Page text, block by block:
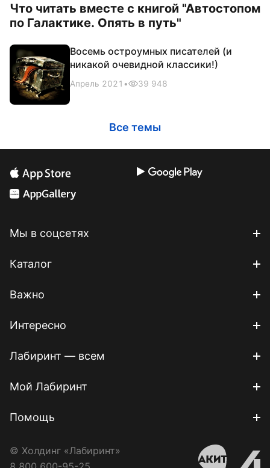
Что читать вместе с книгой "Автостопом
по Галактике. Опять в путь"
Восемь остроумных писателей (и
никакой очевидной классики!)
Апрель 2021 • 39 948
Все темы
Мы в соцсетях
Каталог
Важно
Интересно
Лабиринт — всем
Мой Лабиринт
Помощь
© Холдинг «Лабиринт»